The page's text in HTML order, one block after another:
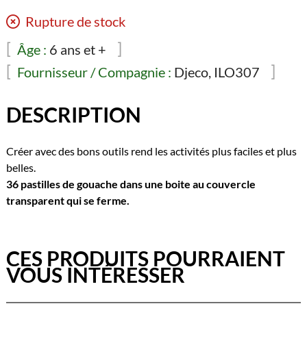
Rupture de stock
Âge : 6 ans et +
Fournisseur / Compagnie : Djeco, ILO307
DESCRIPTION
Créer avec des bons outils rend les activités plus faciles et plus
belles.
36 pastilles de gouache dans une boite au couvercle
transparent qui se ferme.
CES PRODUITS POURRAIENT
VOUS INTÉRESSER